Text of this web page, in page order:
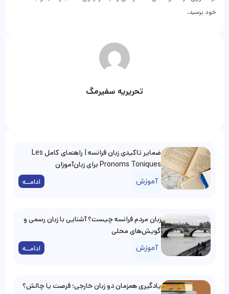
خود برسید.
تحریریه سفیرمگ
ضمایر تاکیدی زبان فرانسه | راهنمای کامل Les
Pronoms Toniques برای زبان‌آموزان
آموزش ادامــه
زبان مردم فرانسه چیست؟ آشنایی با زبان رسمی و
گویش‌های محلی
آموزش ادامــه
یادگیری همزمان دو زبان خارجی؛ فرصت یا چالش؟